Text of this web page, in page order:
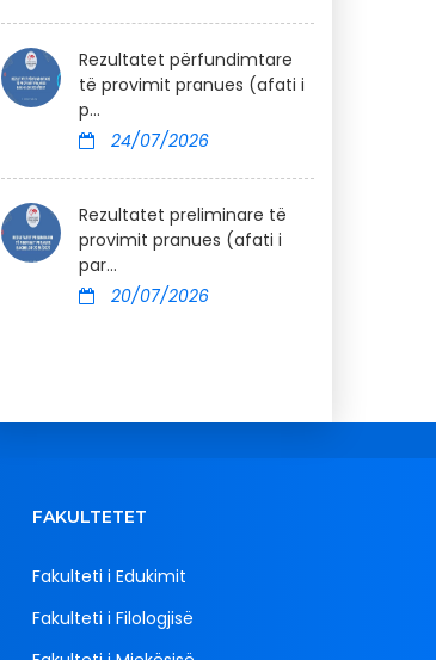
Rezultatet përfundimtare
të provimit pranues (afati i
p...
24/07/2026
Rezultatet preliminare të
provimit pranues (afati i
par...
20/07/2026
FAKULTETET
Fakulteti i Edukimit
Fakulteti i Filologjisë